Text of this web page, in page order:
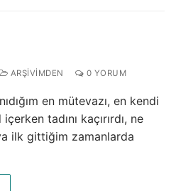
ARŞIVIMDEN 0 YORUM
en mütevazı, en kendi
tadını kaçırırdı, ne
ilk gittiğim zamanlarda